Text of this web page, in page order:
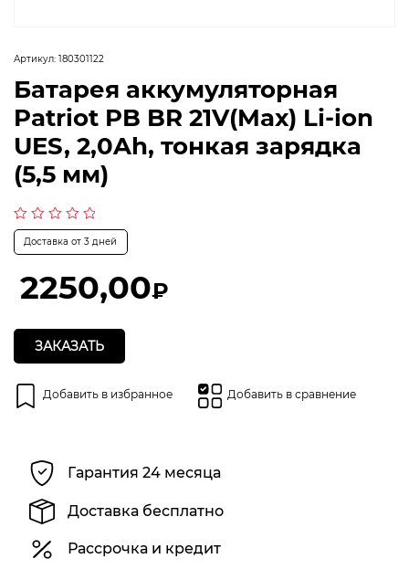
Артикул: 180301122
Батарея аккумуляторная
Patriot PB BR 21V(Max) Li-ion
UES, 2,0Ah, тонкая зарядка
(5,5 мм)
Оценка
из
Доставка от 3 дней
2250,00₽
ЗАКАЗАТЬ
Добавить в избранное Добавить в сравнение
Гарантия 24 месяца
Доставка бесплатно
Рассрочка и кредит